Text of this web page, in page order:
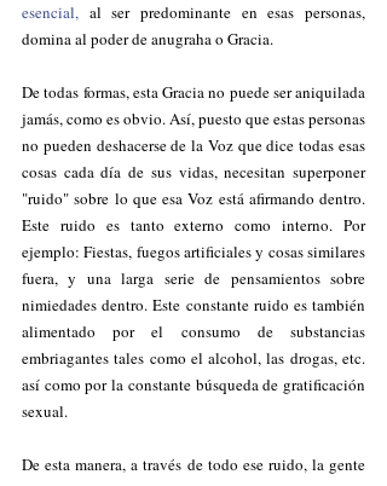
esencial, al ser predominante en esas personas,
domina al poder de anugraha o Gracia.
De todas formas, esta Gracia no puede ser aniquilada
jamás, como es obvio. Así, puesto que estas personas
no pueden deshacerse de la Voz que dice todas esas
cosas cada día de sus vidas, necesitan superponer
"ruido" sobre lo que esa Voz está afirmando dentro.
Este ruido es tanto externo como interno. Por
ejemplo: Fiestas, fuegos artificiales y cosas similares
fuera, y una larga serie de pensamientos sobre
nimiedades dentro. Este constante ruido es también
alimentado por el consumo de substancias
embriagantes tales como el alcohol, las drogas, etc.
así como por la constante búsqueda de gratificación
sexual.
De esta manera, a través de todo ese ruido, la gente